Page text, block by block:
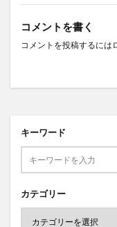
コメントを書く
コメントを投稿するには
キーワード
カテゴリー